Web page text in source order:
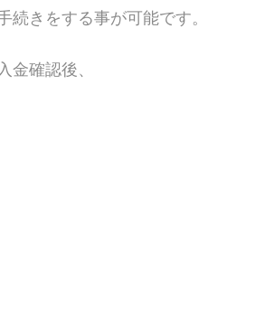
きをする事が可能です。
金確認後、